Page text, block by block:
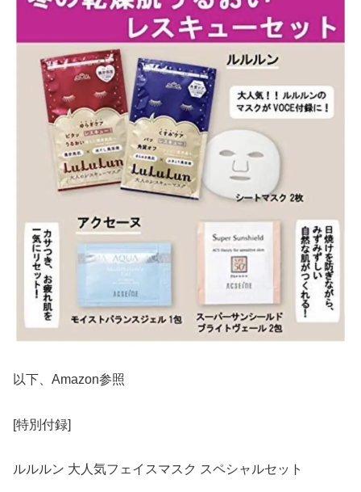
以下、Amazon参照
[特別付録]
ルルルン 大人気フェイスマスク スペシャルセット